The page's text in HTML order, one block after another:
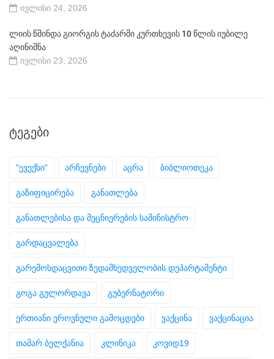
ივლისი 24, 2026
ლიის წმინდა გიორგის ტაძარში კურთხევის 10 წლის იუბილე
აღინიშნა
ივლისი 23, 2026
ᲢᲔᲒᲔᲑᲘ
"ევექსი" არჩევნები აცრა ბიბლიოთეკა
გაზიფიცირება განათლება
განათლებისა და მეცნიერების სამინისტრო
გარდაცვალება
გარემოსდაცვითი ზედამხედველობის დეპარტამენტი
გოგა გულორდავა გუბერნატორი
ერთიანი ეროვნული გამოცდები ვაქცინა ვაქცინაცია
თამარ ბელქანია კლინიკა კოვიდ19